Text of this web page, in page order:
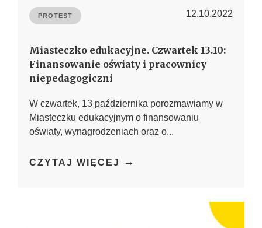
PROTEST 12.10.2022
Miasteczko edukacyjne. Czwartek 13.10:
Finansowanie oświaty i pracownicy
niepedagogiczni
W czwartek, 13 października porozmawiamy w
Miasteczku edukacyjnym o finansowaniu
oświaty, wynagrodzeniach oraz o...
CZYTAJ WIĘCEJ →